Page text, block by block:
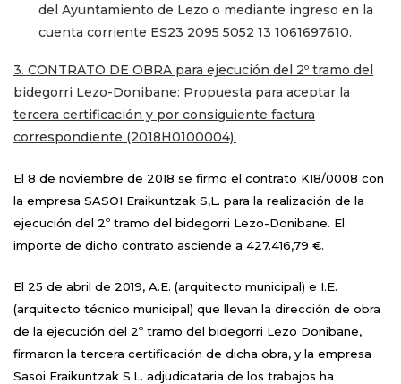
del Ayuntamiento de Lezo o mediante ingreso en la
cuenta corriente ES23 2095 5052 13 1061697610.
3. CONTRATO DE OBRA para ejecución del 2º tramo del
bidegorri Lezo-Donibane: Propuesta para aceptar la
tercera certificación y por consiguiente factura
correspondiente (2018H0100004).
El 8 de noviembre de 2018 se firmo el contrato K18/0008 con
la empresa SASOI Eraikuntzak S,L. para la realización de la
ejecución del 2º tramo del bidegorri Lezo-Donibane. El
importe de dicho contrato asciende a 427.416,79 €.
El 25 de abril de 2019, A.E. (arquitecto municipal) e I.E.
(arquitecto técnico municipal) que llevan la dirección de obra
de la ejecución del 2º tramo del bidegorri Lezo Donibane,
firmaron la tercera certificación de dicha obra, y la empresa
Sasoi Eraikuntzak S.L. adjudicataria de los trabajos ha